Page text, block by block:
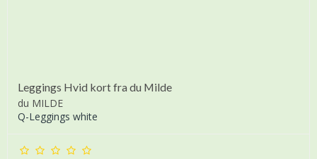
Leggings Hvid kort fra du Milde
du MILDE
Q-Leggings white